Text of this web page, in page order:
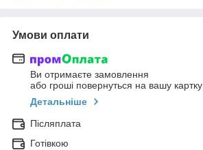
Умови оплати
Ви отримаєте замовлення
або гроші повернуться на вашу картку
Детальніше
Післяплата
Готівкою